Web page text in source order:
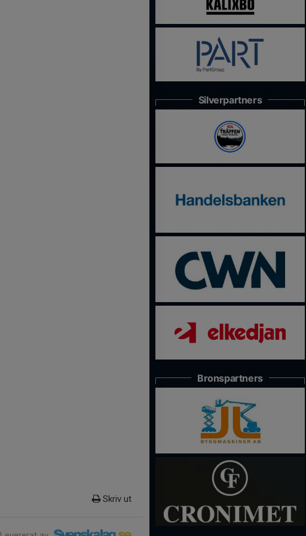
Skriv ut
Silverpartners
Bronspartners